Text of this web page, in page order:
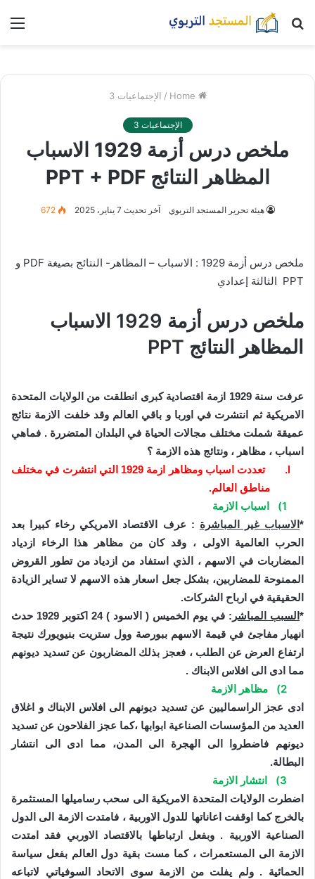
بحث
/ الإجتماعيات 3
الإجتماعيات 3
ملخص درس أزمة 1929 الاسباب
المظاهر النتائج PPT + PDF
هيئة تحرير المستجد التربوي آخر تحديث 7 يناير، 2025 672
ملخص درس أزمة 1929 : الاسباب – المظاهر- النتائج بصيغة PDF و
PPT الثالثة إعدادي
ملخص درس أزمة 1929 الاسباب
المظاهر النتائج PPT
عرفت سنة 1929 ازمة اقتصادية كبرى انطلق ت من الولايات المتحدة
الامريكية ثم انتشرت في اوربا و باقي العالم وقد خلفت الازمة نتائج
عميقة شملت مختلف مجالات الحياة في البلدان المتضررة . فماهي
اسباب ، مظاهر ، ونتائج هذه الازمة ؟
I.
تعددت اسباب ومظاهر ازمة 1929 التي انتشرت في مختلف
مناطق العالم.
1)
اسباب الازمة
*الاسباب غير المباشرة : عرف الاقتصاد الامريكي رخاء كبيرا بعد
الحرب العالمية الاولى ، وقد كان من مظاهر هذا الرخاء ازدياد
المضاربات في الاسهم ، الذي استفاد من ازدياد من تطور القروض
الممنوحة للمضاربين، بشكل جعل اسعار هذه الاسهم لا تساير الزيادة
الحقيقية في ارباح الشركات.
* السبب المباشر
: في يوم الخميس ( الاسود ) 24 اكتوبر 1929 حدث
انهيار مفاجئ في قيمة الاسهم ببورصة وول ستريت بنيويورك نتيجة
ارتفاع العرض عن الطلب ، فعجز بذلك المضاربون عن تسديد ديونهم
مما ادى الى افلاس الابناك .
2)
مظاهر الازمة
ادى عجز الراسماليين عن تسديد ديونهم الى افلاس الابناك و اغلاق
العديد من المؤسسات الصناعية ابوابها ،كما عجز الفلاحون عن تسديد
ديونهم فاضطروا الى الهجرة الى المدن، مما ادى الى انتشار
البطالة.
3)
انتشار الازمة
اضطرت الولايات المتحدة الامريكية الى سحب رساميلها المستثمرة
بالخرج كما اوقفت اعاناتها للدول الاوربية ، فامتدت الازمة الى الدول
الصناعية الاوربية . وبفعل ارتباطها بالاقتصاد الاوربي فقد امتدت
الازمة الى المستعمرات ، كما مست بقية دول العالم بفعل سياسة
الحمائية . ولم يفلت من الازمة سوى الاتحاد السوفياتي لاتباعه